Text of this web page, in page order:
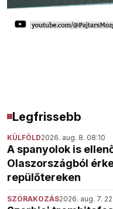
Legfrissebb
KÜLFÖLD2026. aug. 8. 08:10
A spanyolok is
Olaszországból
repülőtereken
SZÓRAKOZÁS2026. aug. 7.